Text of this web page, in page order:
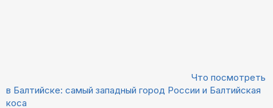
Что посмотреть
в Балтийске: самый западный город России и Балтийская
коса